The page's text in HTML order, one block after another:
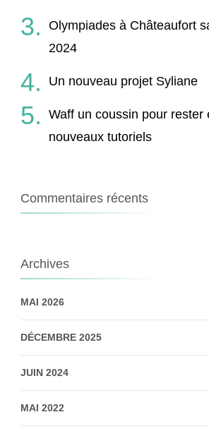
Olympiades à Châteaufort
2024
Un nouveau projet Syliane
Waff un coussin pour rester
nouveaux tutoriels
Commentaires récents
Archives
MAI 2026
DÉCEMBRE 2025
JUIN 2024
MAI 2022